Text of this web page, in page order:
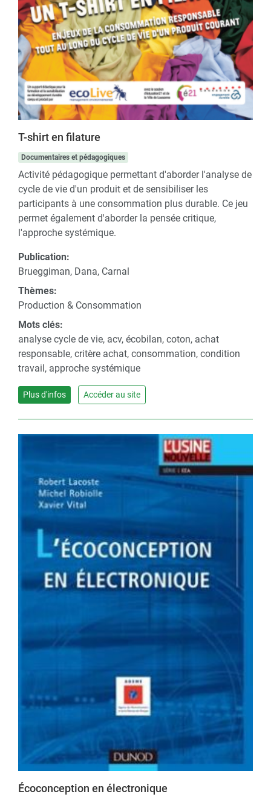
T-shirt en filature
Documentaires et pédagogiques
Activité pédagogique permettant d'aborder l'analyse de
cycle de vie d'un produit et de sensibiliser les
participants à une consommation plus durable. Ce jeu
permet également d'aborder la pensée critique,
l'approche systémique.
Publication:
Brueggiman, Dana, Carnal
Thèmes:
Production & Consommation
Mots clés:
analyse cycle de vie, acv, écobilan, coton, achat
responsable, critère achat, consommation, condition
travail, approche systémique
Plus d'infos Accéder au site
Écoconception en électronique